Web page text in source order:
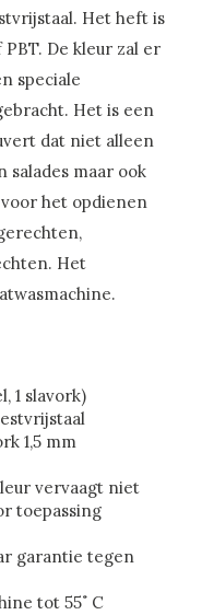
Het heft is
De kleur zal er
speciale
Het is een
dat niet alleen
salades maar ook
het opdienen
Het
1 slavork)
1,5 mm
vervaagt niet
toepassing
garantie tegen
tot 55˚ C